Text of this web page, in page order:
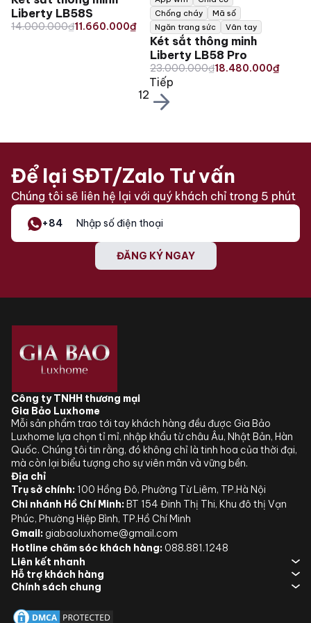
Liberty LB58S
14.000.000₫
Original
11.660.000₫
Current
Chống cháy
Mã số
Ngăn trang sức
Vân tay
Két sắt thông minh
Liberty LB58 Pro
23.000.000₫
Original
price
was:
23.000.000₫.
18.480.000₫
Current
price
18.480.000₫.
12
Tiếp
Để lại SĐT/Zalo Tư vấn
Chúng tôi sẽ liên hệ lại với quý khách chỉ trong 5 phút
+84
ĐĂNG KÝ NGAY
Công ty TNHH thương mại
Gia Bảo Luxhome
Mỗi sản phẩm trao tới tay khách hàng đều được Gia Bảo
Luxhome lựa chọn tỉ mỉ, nhập khẩu từ châu Âu, Nhật Bản, Hàn
Quốc. Chúng tôi tin rằng, đó không chỉ là tinh hoa của thời đại,
mà còn lại biểu tượng cho sự viên mãn và vững bền.
Địa chỉ
Trụ sở chính: 100 Hồng Đô, Phường Từ Liêm, TP.Hà Nội
Chi nhánh Hồ Chí Minh: BT 154 Đinh Thị Thi, Khu đô thị Vạn
Phúc, Phường Hiệp Bình, TP.Hồ Chí Minh
Gmail: giabaoluxhome@gmail.com
Hotline chăm sóc khách hàng: 088.881.1248
Liên kết nhanh
Hỗ trợ khách hàng
Chính sách chung